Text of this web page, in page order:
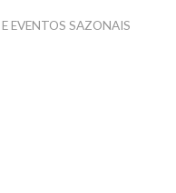
EVENTOS SAZONAIS